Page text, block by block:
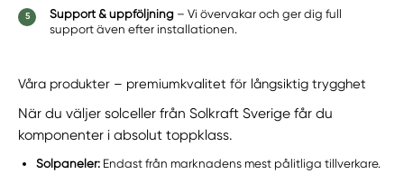
Support & uppföljning – Vi övervakar och ger dig full
support även efter installationen.
Våra produkter – premiumkvalitet för långsiktig trygghet
När du väljer solceller från Solkraft Sverige får du
komponenter i absolut toppklass.
Solpaneler: Endast från marknadens mest pålitliga tillverkare.